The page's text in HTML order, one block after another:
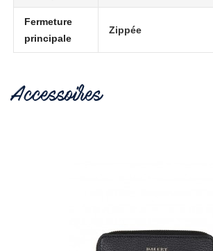
Fermeture
principale
Zippée
Accessoires